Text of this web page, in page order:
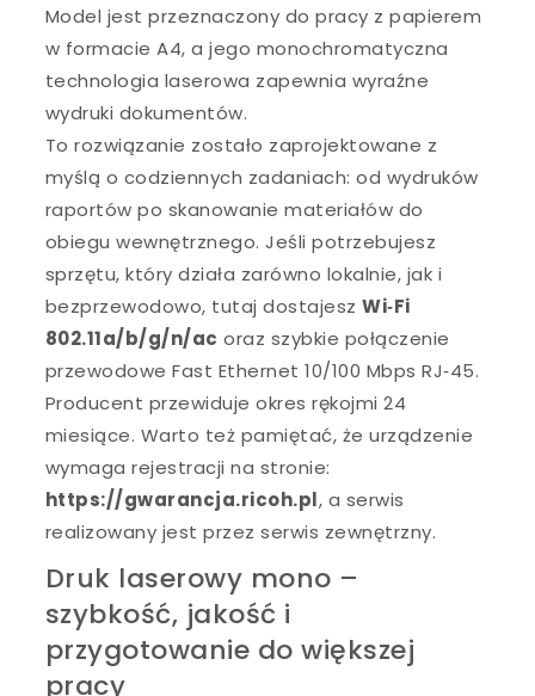
Model jest przeznaczony do pracy z papierem
w formacie A4, a jego monochromatyczna
technologia laserowa zapewnia wyraźne
wydruki dokumentów.
To rozwiązanie zostało zaprojektowane z
myślą o codziennych zadaniach: od wydruków
raportów po skanowanie materiałów do
obiegu wewnętrznego. Jeśli potrzebujesz
sprzętu, który działa zarówno lokalnie, jak i
bezprzewodowo, tutaj dostajeszWi‑Fi
802.11a/b/g/n/ac oraz szybkie połączenie
przewodowe Fast Ethernet 10/100 Mbps RJ‑45.
Producent przewiduje okres rękojmi 24
miesiące. Warto też pamiętać, że urządzenie
wymaga rejestracji na stronie:
https://gwarancja.ricoh.pl, a serwis
realizowany jest przez serwis zewnętrzny.
Druk laserowy mono –
szybkość, jakość i
przygotowanie do większej
pracy